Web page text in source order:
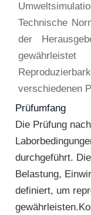
Technische
der
verschiedenen
Prüfumfang
Die Prüfung
durchgeführt.
Belastung,
definiert, um